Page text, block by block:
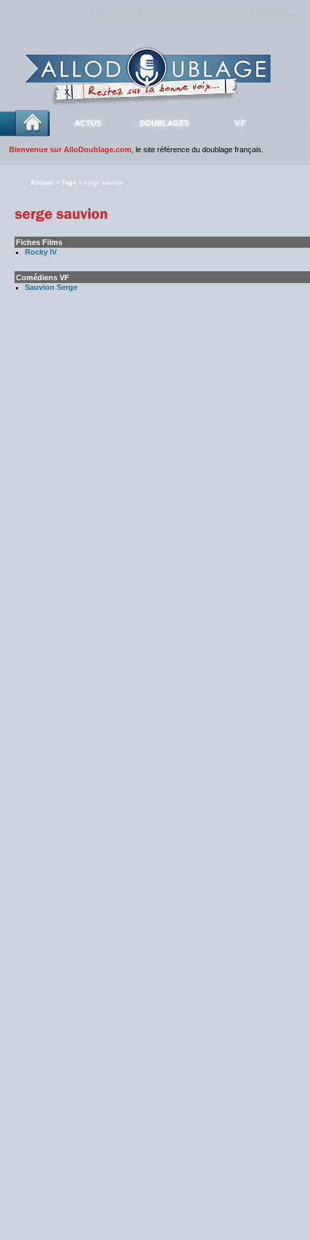
ACTUS DOUBLAGES V.F
Bienvenue sur AlloDoublage.com , le site référence du doublage français.
Accueil > Tags > serge sauvion
Fiches Films
Rocky IV
Comédiens VF
Sauvion Serge